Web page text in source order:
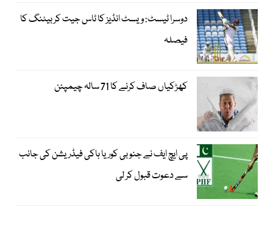
دوسرا ٹیسٹ: ویسٹ انڈیز کا ٹاس جیت کر بیٹنگ کا
فیصلہ
کھڑکیاں صاف کرنے کا 71 سالہ چیمپئن
پی ایچ ایف نے جنوبی کوریا ہاکی فیڈریشن کی جانب
سے دعوت قبول کر لی